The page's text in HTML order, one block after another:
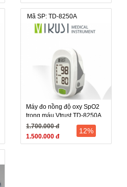
Mã SP: TD-8250A
Máy đo nồng độ oxy SpO2
trong máu Vtrust TD-8250A
(TD 8250A, TD8250A) - Đài
Loan
1.700.000 đ
1.500.000 đ
12%